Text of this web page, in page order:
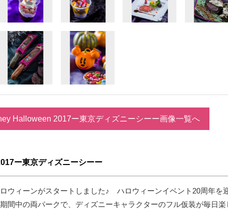
Halloween 2017ー東京ディズニーシーー画像一覧へ
ー東京ディズニーシーー
ウィーンがスタートしました♪ ハロウィーンイベント20周年を
間中の両パークで、ディズニーキャラクターのフル仮装が毎日楽